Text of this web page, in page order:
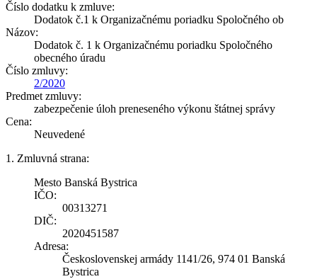
Číslo dodatku k zmluve:
Dodatok č.1 k Organizačnému poriadku Spoločného ob
Názov:
Dodatok č. 1 k Organizačnému poriadku Spoločného
obecného úradu
Číslo zmluvy:
2/2020
Predmet zmluvy:
zabezpečenie úloh preneseného výkonu štátnej správy
Cena:
Neuvedené
1. Zmluvná strana:
Mesto Banská Bystrica
IČO:
00313271
DIČ:
2020451587
Adresa:
Československej armády 1141/26, 974 01 Banská
Bystrica